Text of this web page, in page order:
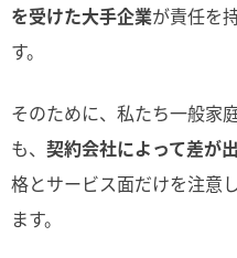
を受けた大手企業が責任を
す。
そのために、私たち一般家
も、 契約会社によって差が
格とサービス面だけを注意
ます。